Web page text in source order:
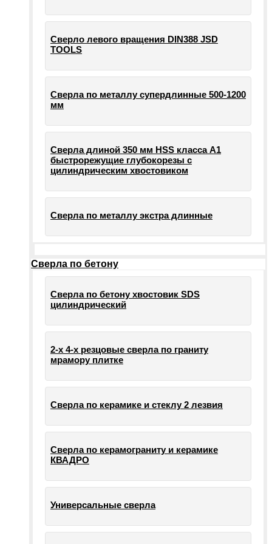
Сверло левого вращения DIN388 JSD
TOOLS
Сверла по металлу супердлинные 500-1200
мм
Сверла длиной 350 мм HSS класса А1
быстрорежущие глубокорезы с
цилиндрическим хвостовиком
Сверла по металлу экстра длинные
Сверла по бетону
Сверла по бетону хвостовик SDS
цилиндрический
2-х 4-х резцовые сверла по граниту
мрамору плитке
Сверла по керамике и стеклу 2 лезвия
Сверла по керамограниту и керамике
КВАДРО
Универсальные сверла